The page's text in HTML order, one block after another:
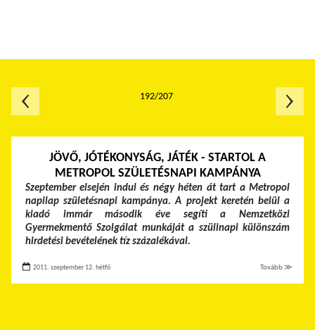
JÖVŐ, JÓTÉKONYSÁG, JÁTÉK - STARTOL A
METROPOL SZÜLETÉSNAPI KAMPÁNYA
Szeptember elsején indul és négy héten át tart a Metropol
napilap születésnapi kampánya. A projekt keretén belül a
kiadó immár második éve segíti a Nemzetközi
Gyermekmentő Szolgálat munkáját a szülinapi különszám
hirdetési bevételének tíz százalékával.
2011. szeptember 12. hétfő Tovább ≫
192/207